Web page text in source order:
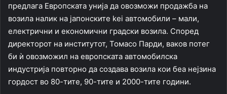
предлага Европската унија да овозможи продажба на
возила налик на јапонските kei автомобили – мали,
електрични и економични градски возила. Според
директорот на институтот, Томасо Парди, ваков потег
би ѝ овозможил на европската автомобилска
индустрија повторно да создава возила кои беа нејзина
гордост во 80-тите, 90-тите и 2000-тите години.